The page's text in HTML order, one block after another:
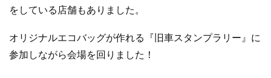
をしている店舗もありました。
オリジナルエコバッグが作れる『旧車スタンプラリー』に
参加しながら会場を回りました！